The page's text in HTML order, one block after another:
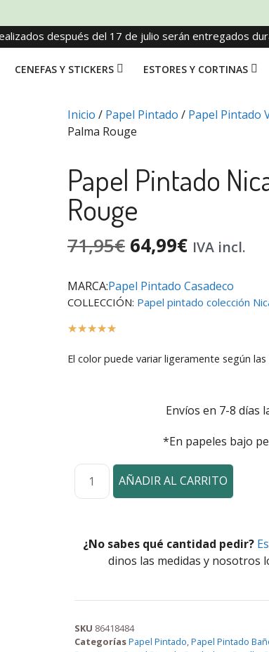
después del 17 de julio serán entregados
CENEFAS Y STICKERS ESTORES Y CORTINAS
Inicio / Papel Pintado / Papel Pintado
Palma Rouge
Papel Pintado
Rouge
71,95€ 64,99€ IVA incl.
MARCA:Papel Pintado Casadeco
COLLECCIÓN: Papel pintado colección
☆☆☆☆☆
El color puede variar ligeramente según
Envíos en 7-8 días
*En papeles bajo
AÑADIR AL CARRITO
¿No sabes qué cantidad pedir?
dinos las medidas y nosotros
SKU 86418484
CategoríasPapel Pintado,Papel Pintado